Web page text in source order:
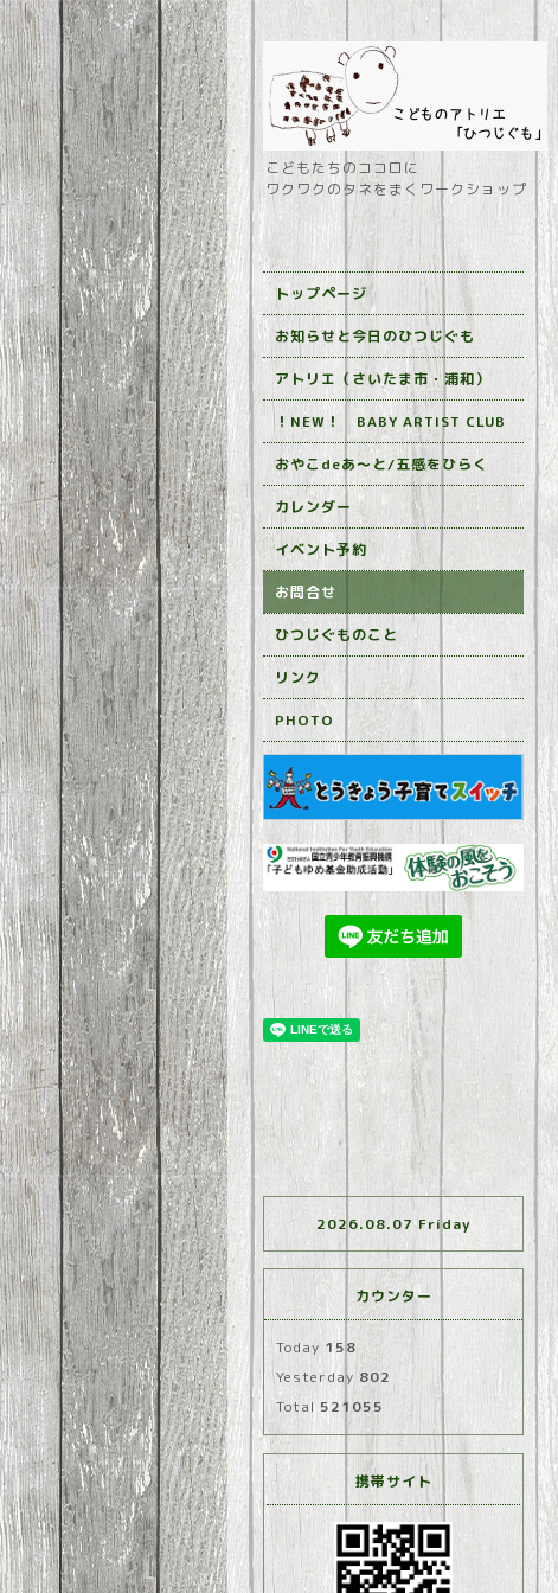
こどもたちのココロに
ワクワクのタネをまくワークショップ
トップページ
お知らせと今日のひつじぐも
アトリエ（さいたま市・浦和）
！NEW！ BABY ARTIST CLUB
おやこdeあ～と/五感をひらく
カレンダー
イベント予約
お問合せ
ひつじぐものこと
リンク
PHOTO
2026.08.07 Friday
カウンター
Today 158
Yesterday 802
Total 521055
携帯サイト